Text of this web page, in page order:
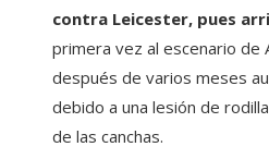
contra Leicester, pues
primera vez al escenario de
después de varios meses
debido a una lesión de
de las canchas.